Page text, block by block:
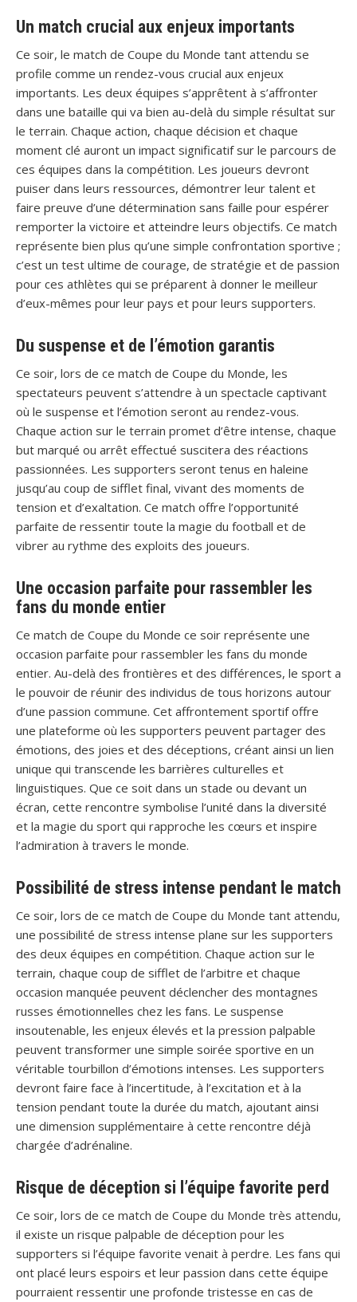
Un match crucial aux enjeux importants
Ce soir, le match de Coupe du Monde tant attendu se
profile comme un rendez-vous crucial aux enjeux
importants. Les deux équipes s’apprêtent à s’affronter
dans une bataille qui va bien au-delà du simple résultat sur
le terrain. Chaque action, chaque décision et chaque
moment clé auront un impact significatif sur le parcours de
ces équipes dans la compétition. Les joueurs devront
puiser dans leurs ressources, démontrer leur talent et
faire preuve d’une détermination sans faille pour espérer
remporter la victoire et atteindre leurs objectifs. Ce match
représente bien plus qu’une simple confrontation sportive ;
c’est un test ultime de courage, de stratégie et de passion
pour ces athlètes qui se préparent à donner le meilleur
d’eux-mêmes pour leur pays et pour leurs supporters.
Du suspense et de l’émotion garantis
Ce soir, lors de ce match de Coupe du Monde, les
spectateurs peuvent s’attendre à un spectacle captivant
où le suspense et l’émotion seront au rendez-vous.
Chaque action sur le terrain promet d’être intense, chaque
but marqué ou arrêt effectué suscitera des réactions
passionnées. Les supporters seront tenus en haleine
jusqu’au coup de sifflet final, vivant des moments de
tension et d’exaltation. Ce match offre l’opportunité
parfaite de ressentir toute la magie du football et de
vibrer au rythme des exploits des joueurs.
Une occasion parfaite pour rassembler les
fans du monde entier
Ce match de Coupe du Monde ce soir représente une
occasion parfaite pour rassembler les fans du monde
entier. Au-delà des frontières et des différences, le sport a
le pouvoir de réunir des individus de tous horizons autour
d’une passion commune. Cet affrontement sportif offre
une plateforme où les supporters peuvent partager des
émotions, des joies et des déceptions, créant ainsi un lien
unique qui transcende les barrières culturelles et
linguistiques. Que ce soit dans un stade ou devant un
écran, cette rencontre symbolise l’unité dans la diversité
et la magie du sport qui rapproche les cœurs et inspire
l’admiration à travers le monde.
Possibilité de stress intense pendant le match
Ce soir, lors de ce match de Coupe du Monde tant attendu,
une possibilité de stress intense plane sur les supporters
des deux équipes en compétition. Chaque action sur le
terrain, chaque coup de sifflet de l’arbitre et chaque
occasion manquée peuvent déclencher des montagnes
russes émotionnelles chez les fans. Le suspense
insoutenable, les enjeux élevés et la pression palpable
peuvent transformer une simple soirée sportive en un
véritable tourbillon d’émotions intenses. Les supporters
devront faire face à l’incertitude, à l’excitation et à la
tension pendant toute la durée du match, ajoutant ainsi
une dimension supplémentaire à cette rencontre déjà
chargée d’adrénaline.
Risque de déception si l’équipe favorite perd
Ce soir, lors de ce match de Coupe du Monde très attendu,
il existe un risque palpable de déception pour les
supporters si l’équipe favorite venait à perdre. Les fans qui
ont placé leurs espoirs et leur passion dans cette équipe
pourraient ressentir une profonde tristesse en cas de